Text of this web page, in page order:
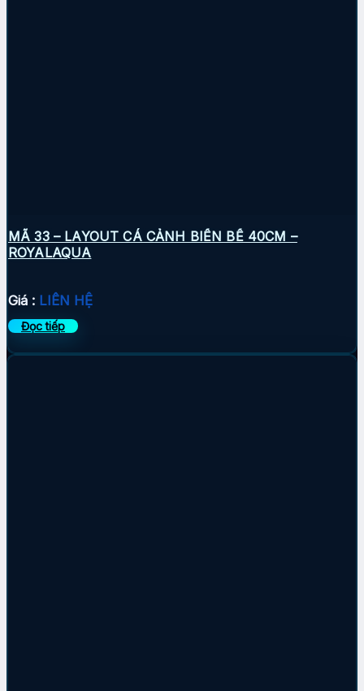
MÃ 33 – LAYOUT CÁ CẢNH BIỂN BỂ 40CM –
ROYALAQUA
Giá : LIÊN HỆ
Đọc tiếp